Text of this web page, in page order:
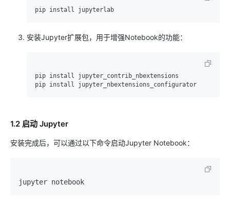
安装Jupyter扩展包，用于增强Notebook的功能：
pip install jupyter_contrib_nbextensions
1.2 启动 Jupyter
安装完成后，可以通过以下命令启动Jupyter Notebook：